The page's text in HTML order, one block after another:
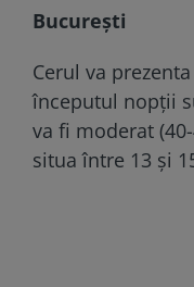
București
Cerul va
începutul nopții
va fi moderat
situa între 13 și